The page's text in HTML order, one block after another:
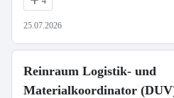
25.07.2026
Reinraum Logistik- und
Materialkoordinator